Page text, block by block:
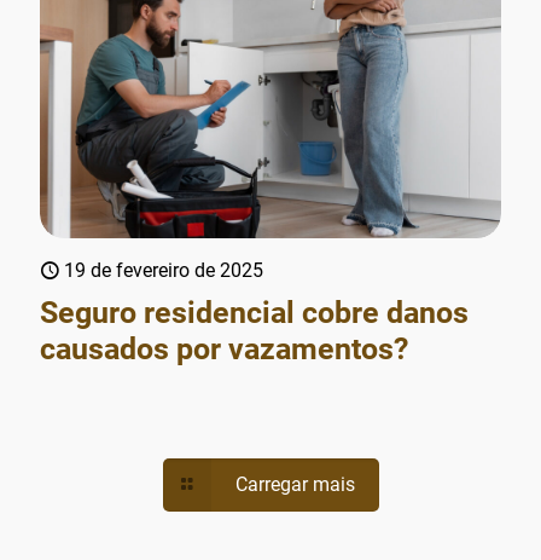
19 de fevereiro de 2025
Seguro residencial cobre danos
causados por vazamentos?
Carregar mais